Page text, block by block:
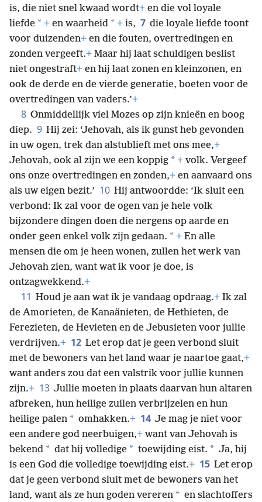
is, die niet snel kwaad wordt+ en die vol loyale
liefde * + en waarheid * + is, 7 die loyale liefde toont
voor duizenden+ en die fouten, overtredingen en
zonden vergeeft.+ Maar hij laat schuldigen beslist
niet ongestraft+ en hij laat zonen en kleinzonen, en
ook de derde en de vierde generatie, boeten voor de
overtredingen van vaders.’+
8 Onmiddellijk viel Mozes op zijn knieën en boog
diep. 9 Hij zei: ‘Jehovah, als ik gunst heb gevonden
in uw ogen, trek dan alstublieft met ons mee,+
Jehovah, ook al zijn we een koppig * + volk. Vergeef
ons onze overtredingen en zonden,+ en aanvaard ons
als uw eigen bezit.’ 10 Hij antwoordde: ‘Ik sluit een
verbond: Ik zal voor de ogen van je hele volk
bijzondere dingen doen die nergens op aarde en
onder geen enkel volk zijn gedaan. * + En alle
mensen die om je heen wonen, zullen het werk van
Jehovah zien, want wat ik voor je doe, is
ontzagwekkend.+
11 Houd je aan wat ik je vandaag opdraag.+ Ik zal
de Amorieten, de Kanaänieten, de Hethieten, de
Ferezieten, de Hevieten en de Jebusieten voor jullie
verdrijven.+ 12 Let erop dat je geen verbond sluit
met de bewoners van het land waar je naartoe gaat,+
want anders zou dat een valstrik voor jullie kunnen
zijn.+ 13 Jullie moeten in plaats daarvan hun altaren
afbreken, hun heilige zuilen verbrijzelen en hun
heilige palen * omhakken.+ 14 Je mag je niet voor
een andere god neerbuigen,+ want van Jehovah is
bekend * dat hij volledige * toewijding eist. * Ja, hij
is een God die volledige toewijding eist.+ 15 Let erop
dat je geen verbond sluit met de bewoners van het
land, want als ze hun goden vereren * en slachtoffers